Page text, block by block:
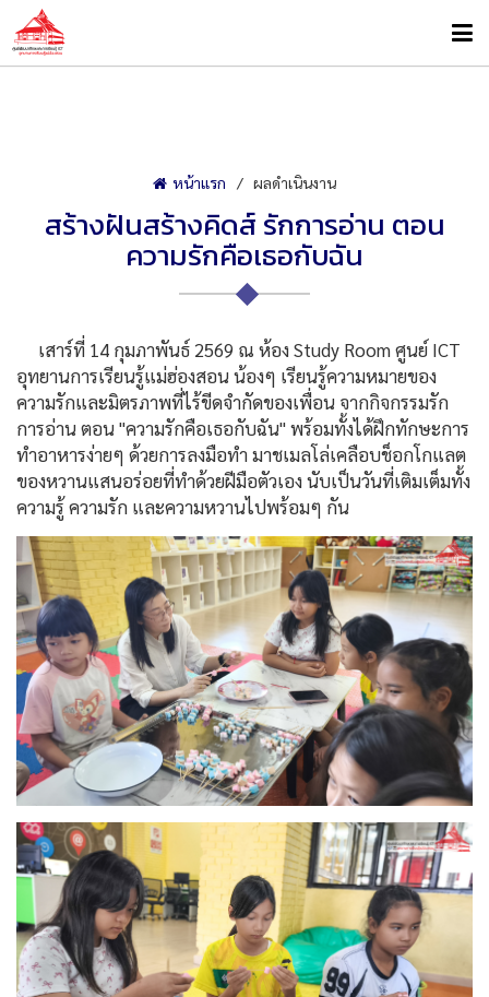
หน้าแรก ผลดำเนินงาน
สร้างฝันสร้างคิดส์ รักการอ่าน ตอน
ความรักคือเธอกับฉัน
เสาร์ที่ 14 กุมภาพันธ์ 2569 ณ ห้อง Study Room ศูนย์ ICT
อุทยานการเรียนรู้แม่ฮ่องสอน น้องๆ เรียนรู้ความหมายของ
ความรักและมิตรภาพที่ไร้ขีดจำกัดของเพื่อน จากกิจกรรมรัก
การอ่าน ตอน "ความรักคือเธอกับฉัน" พร้อมทั้งได้ฝึกทักษะการ
ทำอาหารง่ายๆ ด้วยการลงมือทำ มาชเมลโล่เคลือบช็อกโกแลต
ของหวานแสนอร่อยที่ทำด้วยฝีมือตัวเอง นับเป็นวันที่เติมเต็มทั้ง
ความรู้ ความรัก และความหวานไปพร้อมๆ กัน